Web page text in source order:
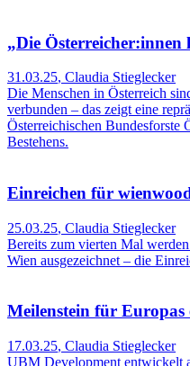
„Die Österreicher:innen
31.03.25, Claudia Stieglecker
Die Menschen in Österreich
verbunden – das zeigt eine
Österreichischen Bundesforste
Bestehens.
Einreichen für
25.03.25, Claudia Stieglecker
Bereits zum vierten Mal
Wien ausgezeichnet – die
Meilenstein für
17.03.25, Claudia Stieglecker
UBM Development entwickelt